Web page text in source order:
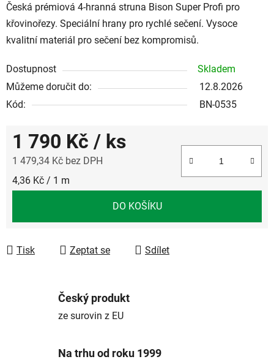
Česká prémiová 4-hranná struna Bison Super Profi pro
křovinořezy. Speciální hrany pro rychlé sečení. Vysoce
kvalitní materiál pro sečení bez kompromisů.
Dostupnost
Skladem
Můžeme doručit do:
12.8.2026
Kód:
BN-0535
1 790 Kč / ks
1 479,34 Kč bez DPH
Měrná cena:
4,36 Kč / 1 m
DO KOŠÍKU
Tisk Zeptat se Sdílet
Český produkt
ze surovin z EU
Na trhu od roku 1999